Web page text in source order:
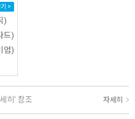
>
)
드)
엄)
히' 참조 자세히